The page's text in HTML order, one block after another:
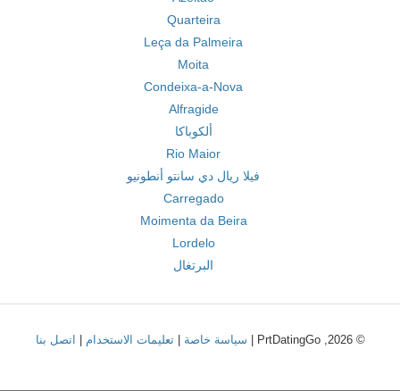
Quarteira
Leça da Palmeira
Moita
Condeixa-a-Nova
Alfragide
ألكوباكا
Rio Maior
فيلا ريال دي سانتو أنطونيو
Carregado
Moimenta da Beira
Lordelo
البرتغال
© 2026, PrtDatingGo | سياسة خاصة |تعليمات الاستخدام اتصل بنا